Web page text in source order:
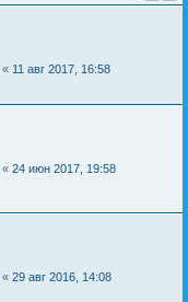
« 11 авг 2017, 16:58
« 24 июн 2017, 19:58
« 29 авг 2016, 14:08